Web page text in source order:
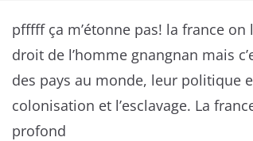
pfffff ça m’étonne pas! la france
droit de l’homme gnangnan mais
des pays au monde, leur politique
colonisation et l’esclavage. La
profond